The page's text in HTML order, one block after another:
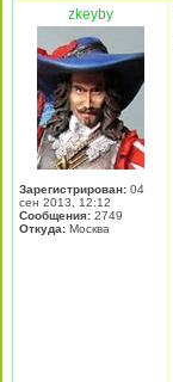
zkeyby
Зарегистрирован: 04
сен 2013, 12:12
Сообщения: 2749
Откуда: Москва